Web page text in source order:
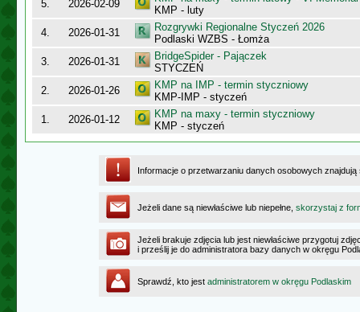
5.
2026-02-09
KMP - luty
4.
2026-01-31
Rozgrywki Regionalne Styczeń 2026
Podlaski WZBS - Łomża
3.
2026-01-31
BridgeSpider - Pajączek
STYCZEŃ
2.
2026-01-26
KMP na IMP - termin styczniowy
KMP-IMP - styczeń
1.
2026-01-12
KMP na maxy - termin styczniowy
KMP - styczeń
Informacje o przetwarzaniu danych osobowych
Jeżeli dane są niewłaściwe lub niepełne, skorzystaj z
Jeżeli brakuje zdjęcia lub jest niewłaściwe przygotuj
i prześlij je do administratora bazy danych w okręgu
Sprawdź, kto jest administratorem w okręgu Podlaskim